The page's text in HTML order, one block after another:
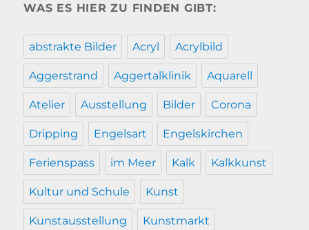
WAS ES HIER ZU FINDEN GIBT:
abstrakte Bilder Acryl Acrylbild
Aggerstrand Aggertalklinik Aquarell
Atelier Ausstellung Bilder Corona
Dripping Engelsart Engelskirchen
Ferienspass im Meer Kalk Kalkkunst
Kultur und Schule Kunst
Kunstausstellung Kunstmarkt